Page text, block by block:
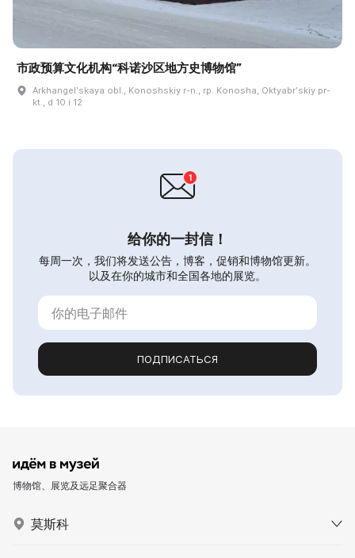
市政预算文化机构“科诺沙区地方史博物馆”
Arkhangelʹskaya obl., Konoshskiy r-n., rp. Konosha, Oktyabrʹskiy pr-
kt., d 10 i 12
给你的一封信！
每周一次，我们将发送公告，博客，促销和博物馆更新。
以及在你的城市和全国各地的展览。
ПОДПИСАТЬСЯ
博物馆、展览及远足聚合器
莫斯科